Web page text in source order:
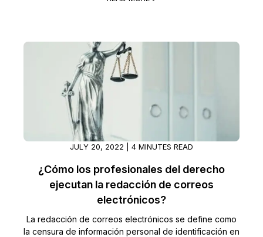
JULY 20, 2022 | 4 MINUTES READ
¿Cómo los profesionales del derecho
ejecutan la redacción de correos
electrónicos?
La redacción de correos electrónicos se define como
la censura de información personal de identificación en